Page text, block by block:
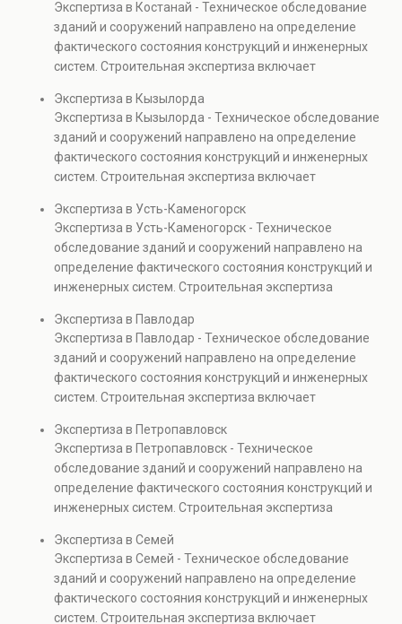
Услуга востребована при покупке недвижимости,
капитальном ремонте и реконструкции объектов, а
также при судебных разбирательствах и технических
проверках.
Экспертиза в Костанай - Техническое обследование
зданий и сооружений направлено на определение
фактического состояния конструкций и инженерных
систем. Строительная экспертиза включает
элементов и оценку эксплуатационной безопасности.
Услуга востребована при покупке недвижимости,
капитальном ремонте и реконструкции объектов, а
также при судебных разбирательствах и технических
проверках.
Экспертиза в Кызылорда
Экспертиза в Кызылорда - Техническое обследование
зданий и сооружений направлено на определение
фактического состояния конструкций и инженерных
систем. Строительная экспертиза включает
элементов и оценку эксплуатационной безопасности.
Услуга востребована при покупке недвижимости,
капитальном ремонте и реконструкции объектов, а
также при судебных разбирательствах и технических
проверках.
Экспертиза в Усть-Каменогорск
Экспертиза в Усть-Каменогорск - Техническое
обследование зданий и сооружений направлено на
определение фактического состояния конструкций и
инженерных систем. Строительная экспертиза
прочности элементов и оценку эксплуатационной
безопасности. Услуга востребована при покупке
недвижимости, капитальном ремонте и реконструкции
объектов, а также при судебных разбирательствах и
технических проверках.
Экспертиза в Павлодар
Экспертиза в Павлодар - Техническое обследование
зданий и сооружений направлено на определение
фактического состояния конструкций и инженерных
систем. Строительная экспертиза включает
элементов и оценку эксплуатационной безопасности.
Услуга востребована при покупке недвижимости,
капитальном ремонте и реконструкции объектов, а
также при судебных разбирательствах и технических
проверках.
Экспертиза в Петропавловск
Экспертиза в Петропавловск - Техническое
обследование зданий и сооружений направлено на
определение фактического состояния конструкций и
инженерных систем. Строительная экспертиза
прочности элементов и оценку эксплуатационной
безопасности. Услуга востребована при покупке
недвижимости, капитальном ремонте и реконструкции
объектов, а также при судебных разбирательствах и
Экспертиза в Семей
Экспертиза в Семей - Техническое обследование
зданий и сооружений направлено на определение
фактического состояния конструкций и инженерных
систем. Строительная экспертиза включает